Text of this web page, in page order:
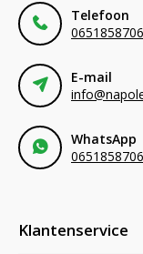
Telefoon
0651858706
E-mail
WhatsApp
0651858706
Klantenservice